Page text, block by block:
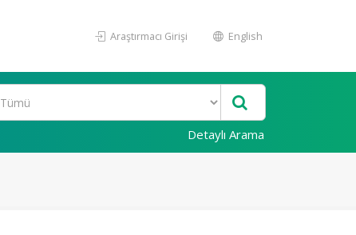
Araştırmacı Girişi English
Detaylı Arama